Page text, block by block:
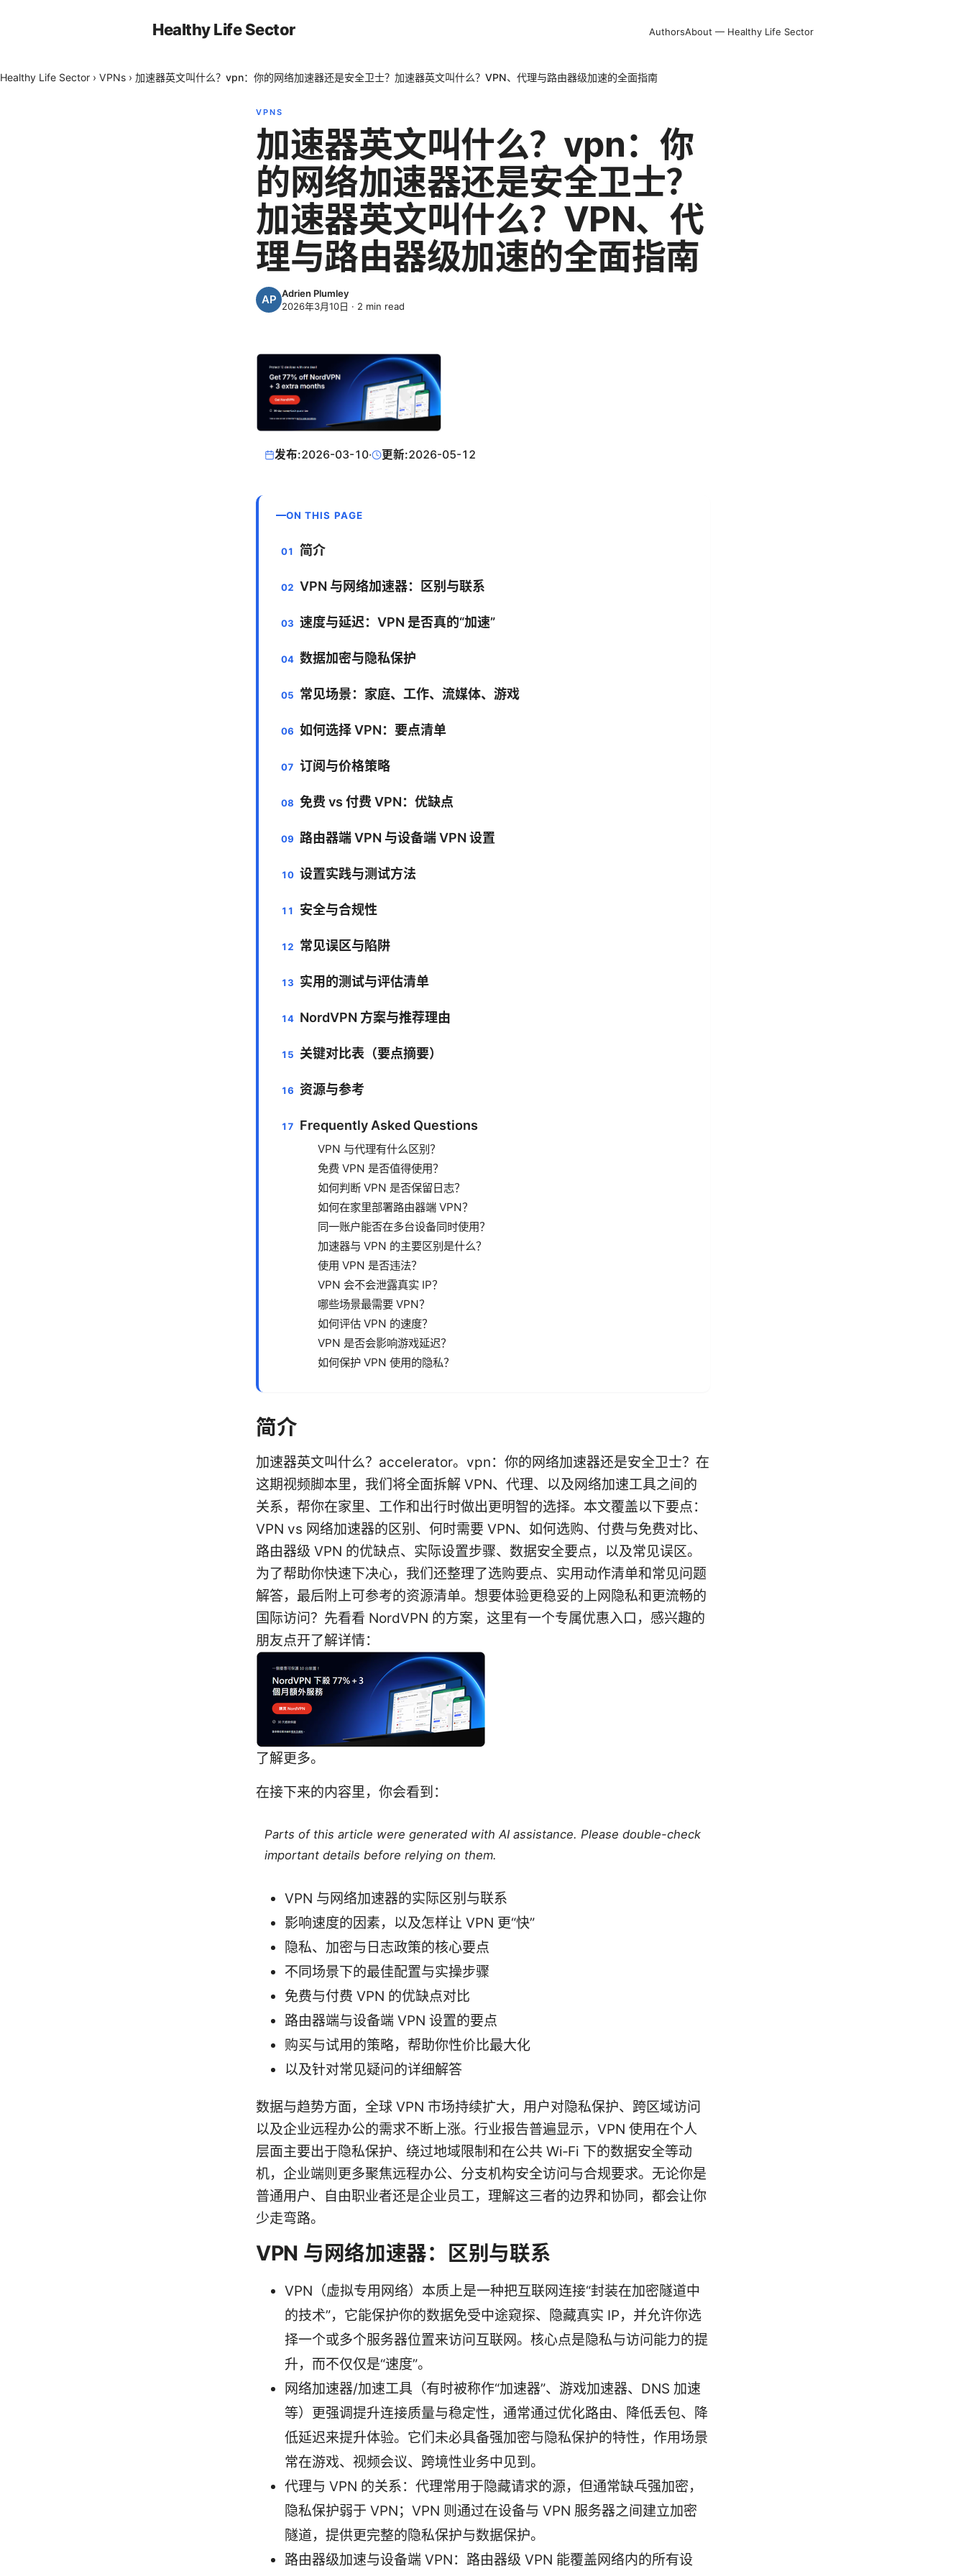
Healthy Life Sector AuthorsAbout — Healthy Life Sector
Healthy Life Sector › VPNs › 加速器英文叫什么？vpn：你的网络加速器还是安全卫士？加速器英文叫什么？VPN、代理与路由器级加速的全面指南
VPNS
加速器英文叫什么？vpn：你
的网络加速器还是安全卫士？
加速器英文叫什么？VPN、代
理与路由器级加速的全面指南
Adrien Plumley
2026年3月10日 · 2 min read
发布:2026-03-10· 更新:2026-05-12
ON THIS PAGE
简介
VPN 与网络加速器：区别与联系
速度与延迟：VPN 是否真的“加速”
数据加密与隐私保护
常见场景：家庭、工作、流媒体、游戏
如何选择 VPN：要点清单
订阅与价格策略
免费 vs 付费 VPN：优缺点
路由器端 VPN 与设备端 VPN 设置
设置实践与测试方法
安全与合规性
常见误区与陷阱
实用的测试与评估清单
NordVPN 方案与推荐理由
关键对比表（要点摘要）
资源与参考
Frequently Asked Questions
VPN 与代理有什么区别？
免费 VPN 是否值得使用？
如何判断 VPN 是否保留日志？
如何在家里部署路由器端 VPN？
同一账户能否在多台设备同时使用？
加速器与 VPN 的主要区别是什么？
使用 VPN 是否违法？
VPN 会不会泄露真实 IP？
哪些场景最需要 VPN？
如何评估 VPN 的速度？
VPN 是否会影响游戏延迟？
如何保护 VPN 使用的隐私？
简介
加速器英文叫什么？accelerator。vpn：你的网络加速器还是安全卫士？在
这期视频脚本里，我们将全面拆解 VPN、代理、以及网络加速工具之间的
关系，帮你在家里、工作和出行时做出更明智的选择。本文覆盖以下要点：
VPN vs 网络加速器的区别、何时需要 VPN、如何选购、付费与免费对比、
路由器级 VPN 的优缺点、实际设置步骤、数据安全要点，以及常见误区。
为了帮助你快速下决心，我们还整理了选购要点、实用动作清单和常见问题
解答，最后附上可参考的资源清单。想要体验更稳妥的上网隐私和更流畅的
国际访问？先看看 NordVPN 的方案，这里有一个专属优惠入口，感兴趣的
朋友点开了解详情：
了解更多。
在接下来的内容里，你会看到：
Parts of this article were generated with AI assistance. Please double-check
important details before relying on them.
VPN 与网络加速器的实际区别与联系
影响速度的因素，以及怎样让 VPN 更“快”
隐私、加密与日志政策的核心要点
不同场景下的最佳配置与实操步骤
免费与付费 VPN 的优缺点对比
路由器端与设备端 VPN 设置的要点
购买与试用的策略，帮助你性价比最大化
以及针对常见疑问的详细解答
数据与趋势方面，全球 VPN 市场持续扩大，用户对隐私保护、跨区域访问
以及企业远程办公的需求不断上涨。行业报告普遍显示，VPN 使用在个人
层面主要出于隐私保护、绕过地域限制和在公共 Wi‑Fi 下的数据安全等动
机，企业端则更多聚焦远程办公、分支机构安全访问与合规要求。无论你是
普通用户、自由职业者还是企业员工，理解这三者的边界和协同，都会让你
少走弯路。
VPN 与网络加速器：区别与联系
VPN（虚拟专用网络）本质上是一种把互联网连接“封装在加密隧道中
的技术”，它能保护你的数据免受中途窥探、隐藏真实 IP，并允许你选
择一个或多个服务器位置来访问互联网。核心点是隐私与访问能力的提
升，而不仅仅是“速度”。
网络加速器/加速工具（有时被称作“加速器”、游戏加速器、DNS 加速
等）更强调提升连接质量与稳定性，通常通过优化路由、降低丢包、降
低延迟来提升体验。它们未必具备强加密与隐私保护的特性，作用场景
常在游戏、视频会议、跨境性业务中见到。
代理与 VPN 的关系：代理常用于隐藏请求的源，但通常缺乓强加密，
隐私保护弱于 VPN；VPN 则通过在设备与 VPN 服务器之间建立加密
隧道，提供更完整的隐私保护与数据保护。
路由器级加速与设备端 VPN：路由器级 VPN 能覆盖网络内的所有设